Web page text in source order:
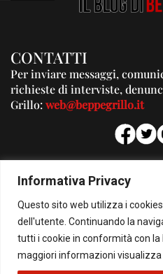
Informativa Privacy
Questo sito web utilizza i
dell'utente. Continuando la
tutti i cookie in conformità con la
maggiori informazioni visualizza
CONTATTI
Per inviare messaggi,
richieste di interviste,
Grillo:web@beppegrillo.it
Per la